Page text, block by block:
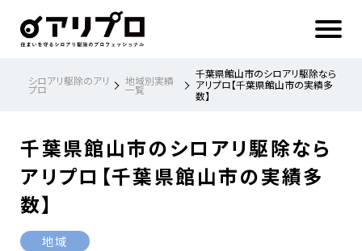
シロアリ駆除のアリ
プロ
地域別実績
一覧
千葉県館山市のシロアリ駆除なら
アリプロ【千葉県館山市の実績多
数】
千葉県館山市のシロアリ駆除なら
アリプロ【千葉県館山市の実績多
数】
地域